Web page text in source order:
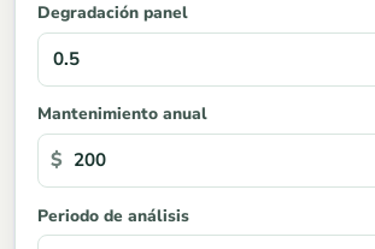
Degradación panel
Mantenimiento anual
$
Periodo de análisis